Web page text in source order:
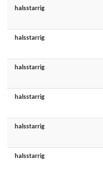
halsstarrig
halsstarrig
halsstarrig
halsstarrig
halsstarrig
halsstarrig